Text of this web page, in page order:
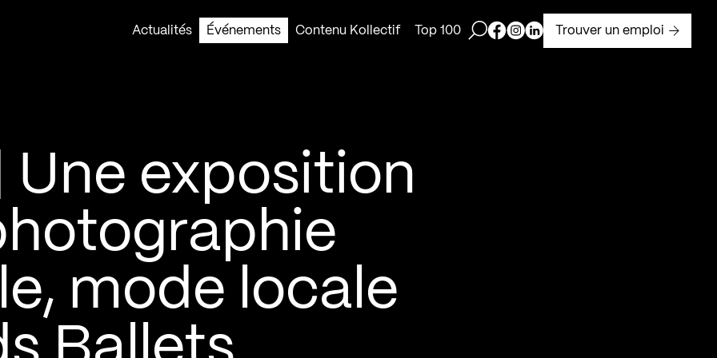
Actualités
Événements Contenu Kollectif Top 100 Ouvrir la barre de recherche
Page Facebook de Kollectif
Page Instagram de Kollectif
Page Linkedin de Kollectif
Trouver un emploi
Une exposition
mode locale